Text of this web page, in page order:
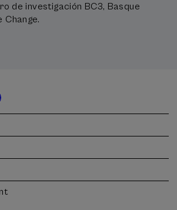
de investigación BC3, Basque
Change.